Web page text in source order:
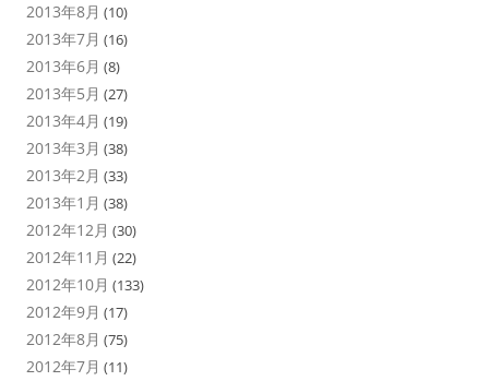
2013年8月 (10)
2013年7月 (16)
2013年6月 (8)
2013年5月 (27)
2013年4月 (19)
2013年3月 (38)
2013年2月 (33)
2013年1月 (38)
2012年12月 (30)
2012年11月 (22)
2012年10月 (133)
2012年9月 (17)
2012年8月 (75)
2012年7月 (11)